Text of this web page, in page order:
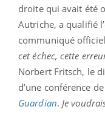
droite qui avait été
Autriche, a qualifié
communiqué
cet échec, cette
Norbert Fritsch, le
d’une conférence
Guardian.Je